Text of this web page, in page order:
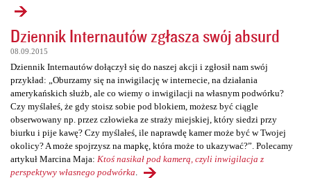
Dziennik Internautów zgłasza swój absurd
08.09.2015
Dziennik Internautów dołączył się do naszej akcji i zgłosił nam swój
przykład: „Oburzamy się na inwigilację w internecie, na działania
amerykańskich służb, ale co wiemy o inwigilacji na własnym podwórku?
Czy myślałeś, że gdy stoisz sobie pod blokiem, możesz być ciągle
obserwowany np. przez człowieka ze straży miejskiej, który siedzi przy
biurku i pije kawę? Czy myślałeś, ile naprawdę kamer może być w Twojej
okolicy? A może spojrzysz na mapkę, która może to ukazywać?”. Polecamy
artykuł Marcina Maja: Ktoś nasikał pod kamerą, czyli inwigilacja z
perspektywy własnego podwórka